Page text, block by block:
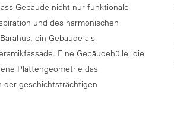
Gebäude nicht nur funktionale
und des harmonischen
ein Gebäude als
Eine Gebäudehülle, die
Plattengeometrie das
der geschichtsträchtigen